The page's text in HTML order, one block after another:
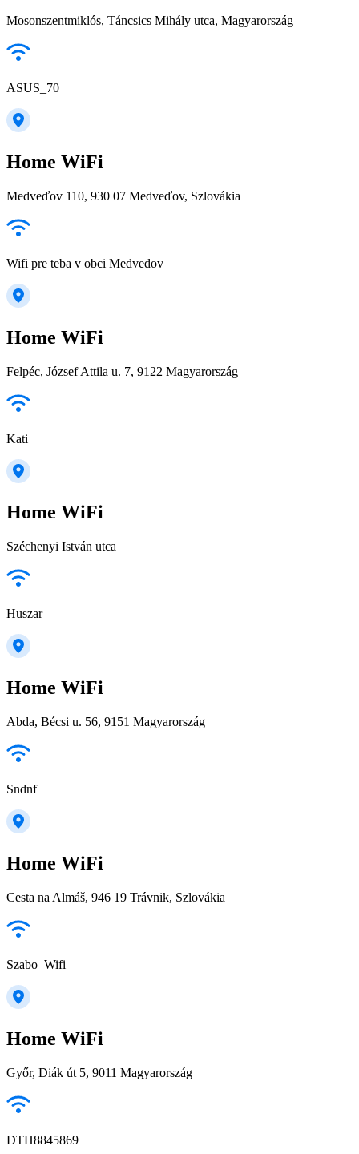
Mosonszentmiklós, Táncsics Mihály utca, Magyarország
ASUS_70
Home WiFi
Medveďov 110, 930 07 Medveďov, Szlovákia
Wifi pre teba v obci Medvedov
Home WiFi
Felpéc, József Attila u. 7, 9122 Magyarország
Kati
Home WiFi
Széchenyi István utca
Huszar
Home WiFi
Abda, Bécsi u. 56, 9151 Magyarország
Sndnf
Home WiFi
Cesta na Almáš, 946 19 Trávnik, Szlovákia
Szabo_Wifi
Home WiFi
Győr, Diák út 5, 9011 Magyarország
DTH8845869